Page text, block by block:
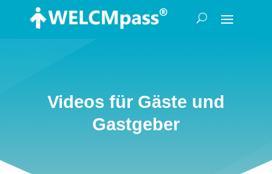
Videos für Gäste und
Gastgeber